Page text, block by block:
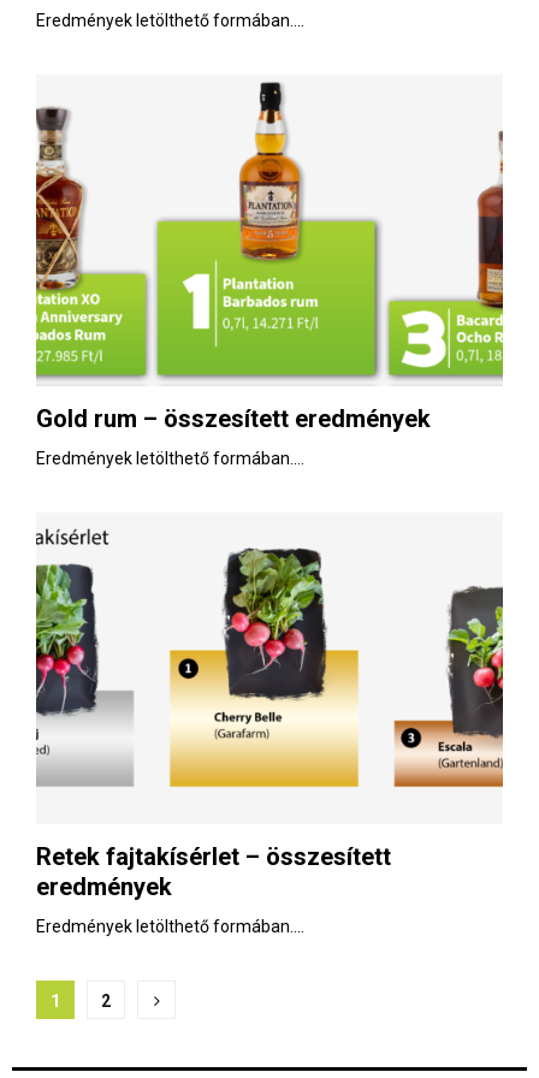
Eredmények letölthető formában....
Gold rum – összesített eredmények
Eredmények letölthető formában....
Retek fajtakísérlet – összesített
eredmények
Eredmények letölthető formában....
B
1 2